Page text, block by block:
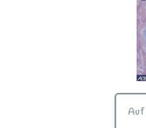
Auf